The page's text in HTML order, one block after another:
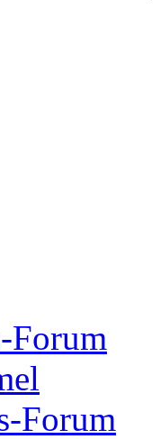
Forum
Forum